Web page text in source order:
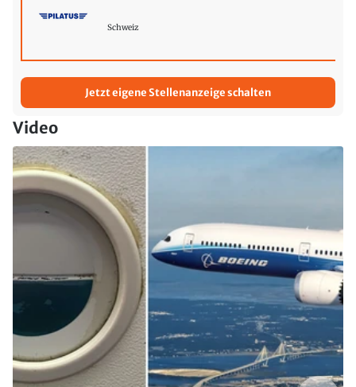
Schweiz
Jetzt eigene Stellenanzeige schalten
Video